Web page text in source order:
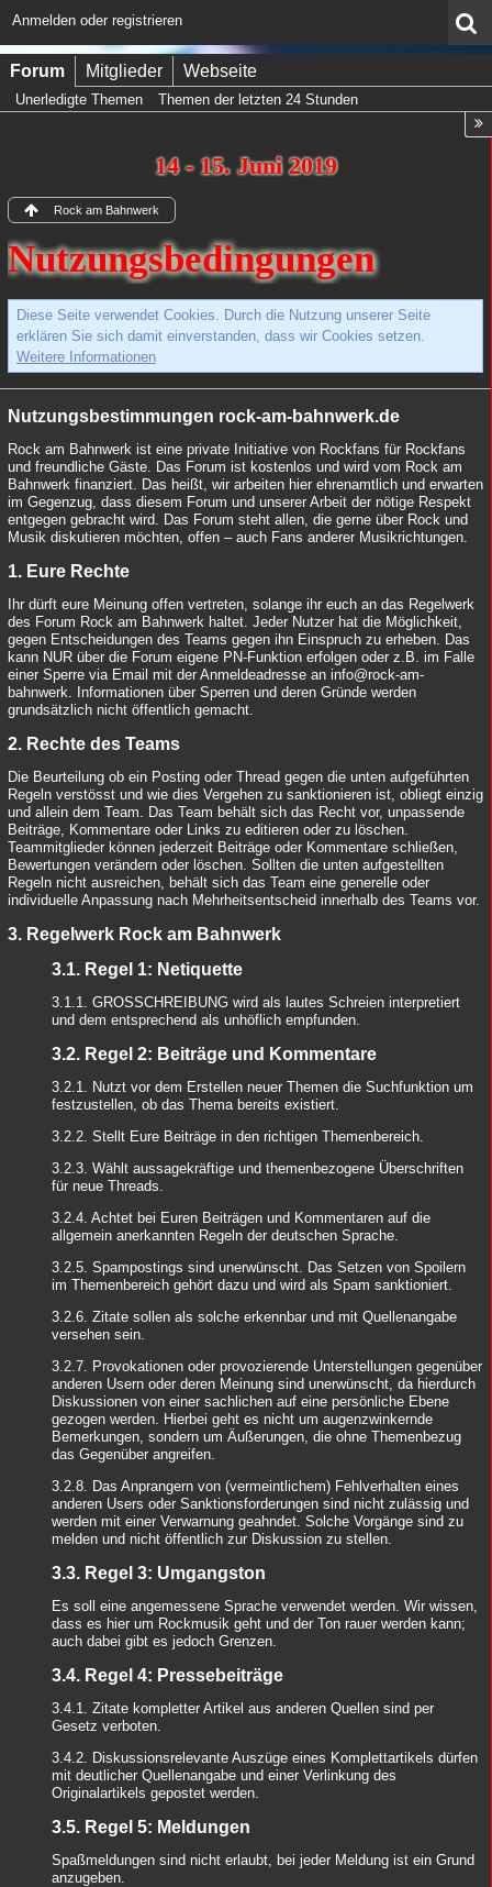
Anmelden oder registrieren
Forum Mitglieder Webseite
Unerledigte Themen Themen der letzten 24 Stunden
14 - 15. Juni 2019
Rock am Bahnwerk
Nutzungsbedingungen
Diese Seite verwendet Cookies. Durch die Nutzung unserer Seite
erklären Sie sich damit einverstanden, dass wir Cookies setzen.
Weitere Informationen
Nutzungsbestimmungen rock-am-bahnwerk.de
Rock am Bahnwerk ist eine private Initiative von Rockfans für Rockfans
und freundliche Gäste. Das Forum ist kostenlos und wird vom Rock am
Bahnwerk finanziert. Das heißt, wir arbeiten hier ehrenamtlich und erwarten
im Gegenzug, dass diesem Forum und unserer Arbeit der nötige Respekt
entgegen gebracht wird. Das Forum steht allen, die gerne über Rock und
Musik diskutieren möchten, offen – auch Fans anderer Musikrichtungen.
1. Eure Rechte
Ihr dürft eure Meinung offen vertreten, solange ihr euch an das Regelwerk
des Forum Rock am Bahnwerk haltet. Jeder Nutzer hat die Möglichkeit,
gegen Entscheidungen des Teams gegen ihn Einspruch zu erheben. Das
kann NUR über die Forum eigene PN-Funktion erfolgen oder z.B. im Falle
einer Sperre via Email mit der Anmeldeadresse an info@rock-am-
bahnwerk. Informationen über Sperren und deren Gründe werden
grundsätzlich nicht öffentlich gemacht.
2. Rechte des Teams
Die Beurteilung ob ein Posting oder Thread gegen die unten aufgeführten
Regeln verstösst und wie dies Vergehen zu sanktionieren ist, obliegt einzig
und allein dem Team. Das Team behält sich das Recht vor, unpassende
Beiträge, Kommentare oder Links zu editieren oder zu löschen.
Teammitglieder können jederzeit Beiträge oder Kommentare schließen,
Bewertungen verändern oder löschen. Sollten die unten aufgestellten
Regeln nicht ausreichen, behält sich das Team eine generelle oder
individuelle Anpassung nach Mehrheitsentscheid innerhalb des Teams vor.
3. Regelwerk Rock am Bahnwerk
3.1. Regel 1: Netiquette
3.1.1. GROSSCHREIBUNG wird als lautes Schreien interpretiert
und dem entsprechend als unhöflich empfunden.
3.2. Regel 2: Beiträge und Kommentare
3.2.1. Nutzt vor dem Erstellen neuer Themen die Suchfunktion um
festzustellen, ob das Thema bereits existiert.
3.2.2. Stellt Eure Beiträge in den richtigen Themenbereich.
3.2.3. Wählt aussagekräftige und themenbezogene Überschriften
für neue Threads.
3.2.4. Achtet bei Euren Beiträgen und Kommentaren auf die
allgemein anerkannten Regeln der deutschen Sprache.
3.2.5. Spampostings sind unerwünscht. Das Setzen von Spoilern
im Themenbereich gehört dazu und wird als Spam sanktioniert.
3.2.6. Zitate sollen als solche erkennbar und mit Quellenangabe
versehen sein.
3.2.7. Provokationen oder provozierende Unterstellungen gegenüber
anderen Usern oder deren Meinung sind unerwünscht, da hierdurch
Diskussionen von einer sachlichen auf eine persönliche Ebene
gezogen werden. Hierbei geht es nicht um augenzwinkernde
Bemerkungen, sondern um Äußerungen, die ohne Themenbezug
das Gegenüber angreifen.
3.2.8. Das Anprangern von (vermeintlichem) Fehlverhalten eines
anderen Users oder Sanktionsforderungen sind nicht zulässig und
werden mit einer Verwarnung geahndet. Solche Vorgänge sind zu
melden und nicht öffentlich zur Diskussion zu stellen.
3.3. Regel 3: Umgangston
Es soll eine angemessene Sprache verwendet werden. Wir wissen,
dass es hier um Rockmusik geht und der Ton rauer werden kann;
auch dabei gibt es jedoch Grenzen.
3.4. Regel 4: Pressebeiträge
3.4.1. Zitate kompletter Artikel aus anderen Quellen sind per
Gesetz verboten.
3.4.2. Diskussionsrelevante Auszüge eines Komplettartikels dürfen
mit deutlicher Quellenangabe und einer Verlinkung des
Originalartikels gepostet werden.
3.5. Regel 5: Meldungen
Spaßmeldungen sind nicht erlaubt, bei jeder Meldung ist ein Grund
anzugeben.